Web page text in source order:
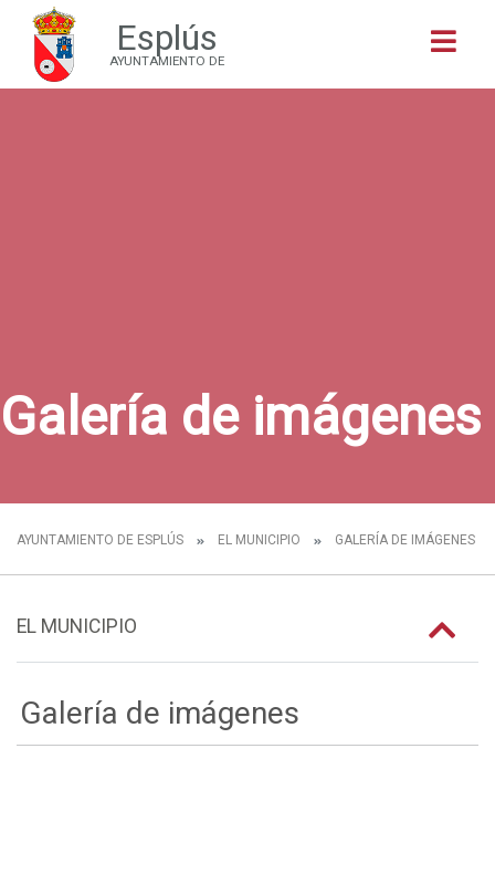
Esplús
AYUNTAMIENTO DE
Galería de imágenes
AYUNTAMIENTO DE ESPLÚS EL MUNICIPIO GALERÍA DE IMÁGENES
EL MUNICIPIO
Galería de imágenes